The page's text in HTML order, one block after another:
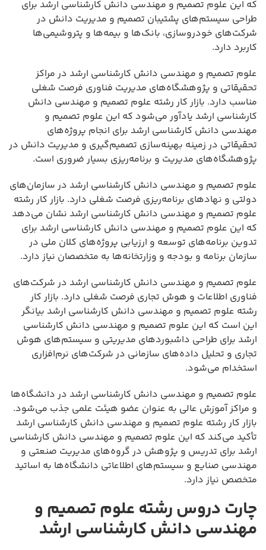
که این علوم تصمیم و مهندسی دانش کارشناسی ارشد برای
طراحی سیستم‌های پشتیبان تصمیم و مدیریت دانش در
شرکت‌های خودروسازی، بانک‌ها و بیمه‌ها و پتروشیمی‌ها
کاربرد دارد.
علوم تصمیم و مهندسی دانش کارشناسی ارشد در مراکز
تحقیقاتی و پژوهشگاه‌های مدیریت فناوری فرصت شغلی
مناسب دارد. بازار کار رشته علوم تصمیم و مهندسی دانش
کارشناسی ارشد یادآور می‌شود که این علوم تصمیم و
مهندسی دانش کارشناسی ارشد برای انجام پروژه‌های
تحقیقاتی در زمینه بهینه‌سازی تصمیم‌گیری و مدیریت دانش در
پژوهشگاه‌های مدیریت و برنامه‌ریزی بسیار ضروری است.
علوم تصمیم و مهندسی دانش کارشناسی ارشد در سازمان‌های
دولتی و نهادهای برنامه‌ریزی فرصت شغلی دارد. بازار کار رشته
علوم تصمیم و مهندسی دانش کارشناسی ارشد نشان می‌دهد
که این علوم تصمیم و مهندسی دانش کارشناسی ارشد برای
تدوین برنامه‌های توسعه و ارزیابی پروژه‌های کلان ملی در
سازمان برنامه و بودجه و وزارتخانه‌ها به متخصصان نیاز دارد.
علوم تصمیم و مهندسی دانش کارشناسی ارشد در شرکت‌های
فناوری اطلاعات و هوش تجاری فرصت شغلی دارد. بازار کار
رشته علوم تصمیم و مهندسی دانش کارشناسی ارشد بیانگر
این است که این علوم تصمیم و مهندسی دانش کارشناسی
ارشد برای طراحی داشبوردهای مدیریتی و سیستم‌های هوش
تجاری و تحلیل داده‌های سازمانی در شرکت‌های نرم‌افزاری
استخدام می‌شود.
علوم تصمیم و مهندسی دانش کارشناسی ارشد در دانشگاه‌ها
و مراکز آموزش عالی به عنوان عضو هیئت علمی جذب می‌شود.
بازار کار رشته علوم تصمیم و مهندسی دانش کارشناسی ارشد
تأکید می‌کند که این علوم تصمیم و مهندسی دانش کارشناسی
ارشد برای تدریس و پژوهش در گروه‌های مدیریت صنعتی و
مهندسی صنایع و سیستم‌های اطلاعاتی دانشگاه‌ها به اساتید
متخصص نیاز دارد.
چارت دروس رشته علوم تصمیم و
مهندسی دانش کارشناسی ارشد